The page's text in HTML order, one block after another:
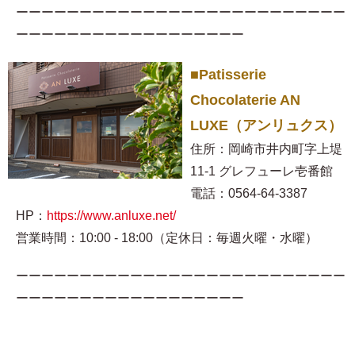
ーーーーーーーーーーーーーーーーーーーーーーーーーー
ーーーーーーーーーーーーーーーーーー
■Patisserie
Chocolaterie AN
LUXE（アンリュクス）
住所：岡崎市井内町字上堤
11-1 グレフューレ壱番館
電話：0564-64-3387
HP： https://www.anluxe.net/
営業時間：10:00 - 18:00（定休日：毎週火曜・水曜）
ーーーーーーーーーーーーーーーーーーーーーーーーーー
ーーーーーーーーーーーーーーーーーー